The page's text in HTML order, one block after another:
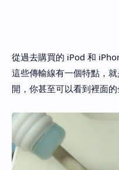
從過去購買的 iPod 和
這些傳輸線有一個特點，
開，你甚至可以看到裡面的